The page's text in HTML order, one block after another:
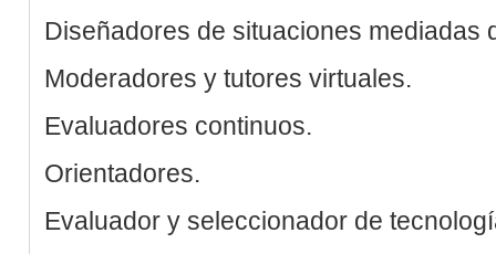
Diseñadores de situaciones mediadas
Moderadores y tutores virtuales.
Evaluadores continuos.
Orientadores.
Evaluador y seleccionador de